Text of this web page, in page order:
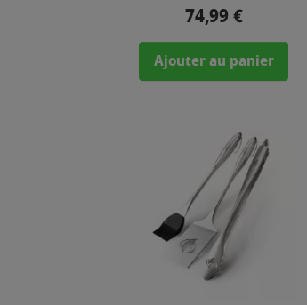
MATIÈRE
Prix
74,99 €
Ajouter au panier